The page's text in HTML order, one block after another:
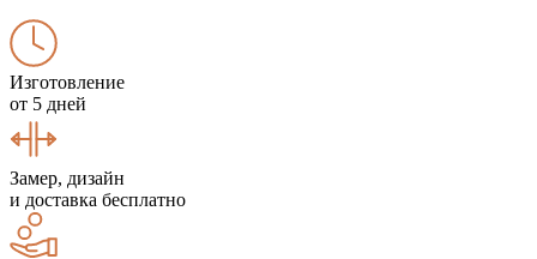
Изготовление
от 5 дней
Замер, дизайн
и доставка бесплатно